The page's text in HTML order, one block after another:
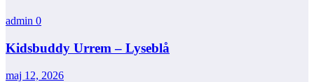
admin 0
Kidsbuddy Urrem – Lyseblå
maj 12, 2026